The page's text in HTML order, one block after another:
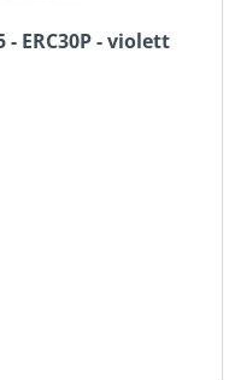
ERC30P - violett